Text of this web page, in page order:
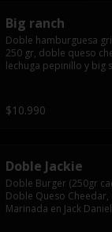
Big ranch
Doble hamburguesa
250 gr, doble queso
lechuga pepinillo y big
$10.990
Doble Jackie
Doble Burger (250gr
Doble Queso Cheedar,
Marinada en Jack